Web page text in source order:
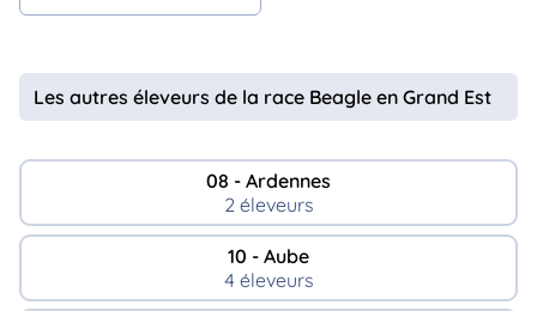
Les autres éleveurs de la race Beagle en Grand Est
08 - Ardennes
2 éleveurs
10 - Aube
4 éleveurs